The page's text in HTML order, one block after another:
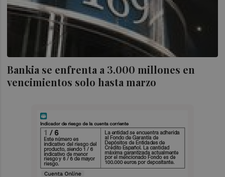
Bankia se enfrenta a 3.000 millones en
vencimientos solo hasta marzo